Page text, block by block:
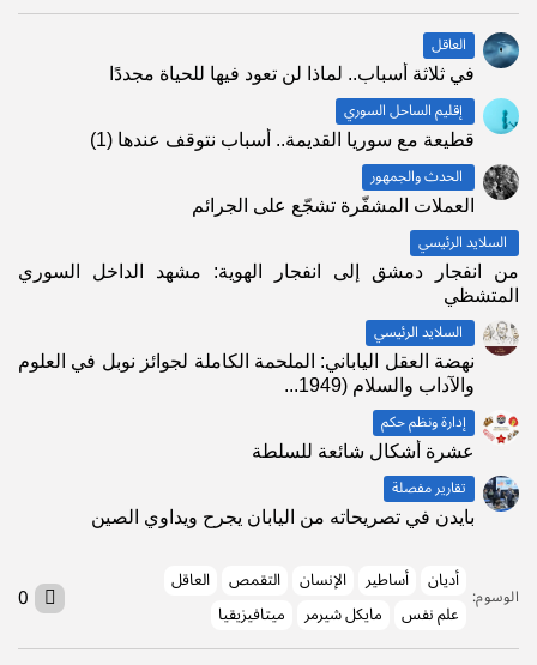
العاقل
في ثلاثة أسباب.. لماذا لن تعود فيها للحياة مجددًا
إقليم الساحل السوري
قطيعة مع سوريا القديمة.. أسباب نتوقف عندها (1)
الحدث والجمهور
العملات المشفّرة تشجّع على الجرائم
السلايد الرئيسي
من انفجار دمشق إلى انفجار الهوية: مشهد الداخل السوري
المتشظي
السلايد الرئيسي
نهضة العقل الياباني: الملحمة الكاملة لجوائز نوبل في العلوم
والآداب والسلام (1949...
إدارة ونظم حكم
عشرة أشكال شائعة للسلطة
تقارير مفصلة
بايدن في تصريحاته من اليابان يجرح ويداوي الصين
الوسوم:
أديان أساطير الإنسان التقمص العاقل
علم نفس
مايكل شيرمر ميتافيزيقيا 0